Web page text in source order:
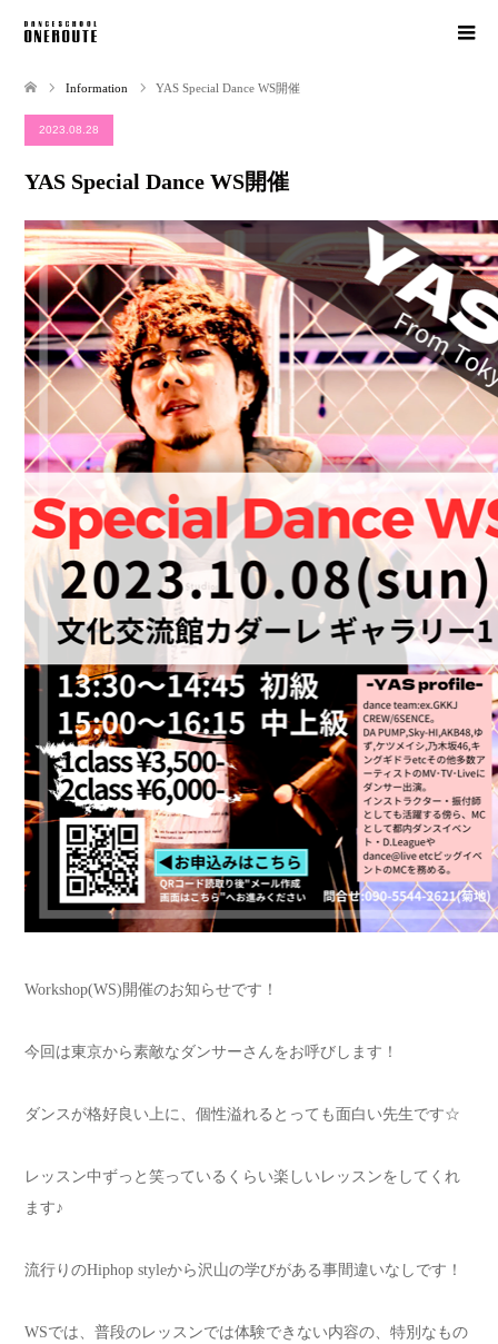
Information YAS Special Dance WS開催
2023.08.28
YAS Special Dance WS開催
Workshop(WS) 開催のお知らせです！
今回は東京から素敵なダンサーさんをお呼びします！
ダンスが格好良い上に、個性溢れるとっても面白い先生です☆
レッスン中ずっと笑っているくらい楽しいレッスンをしてくれ
ます♪
流行りのHiphop styleから沢山の学びがある事間違いなしです！
WSでは、普段のレッスンでは体験できない内容の、 特別なもの